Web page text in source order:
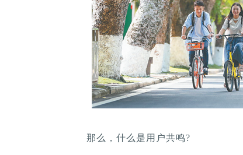
那么，什么是用户共鸣?